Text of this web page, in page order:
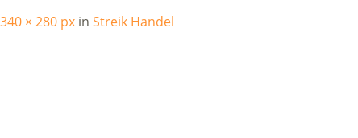
340 × 280 px inStreik Handel